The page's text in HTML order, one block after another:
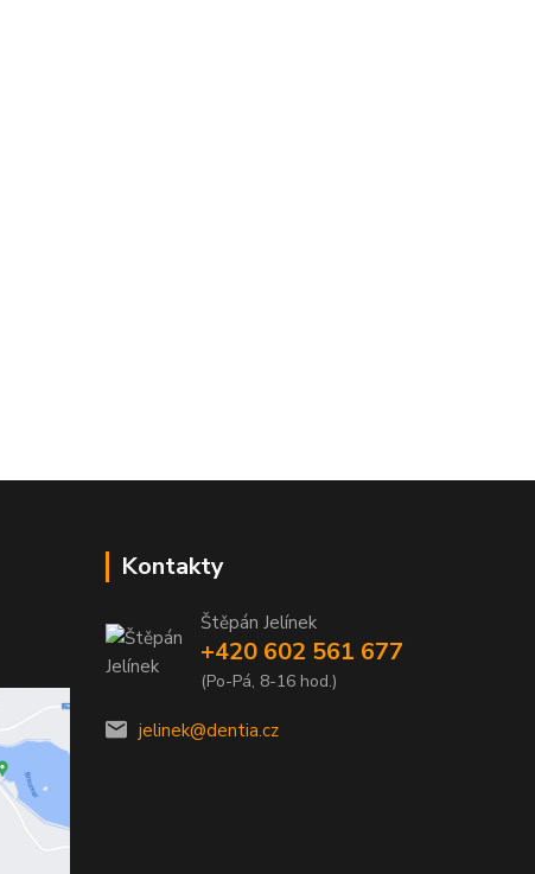
Kontakty
Štěpán Jelínek
+420 602 561 677
(Po-Pá, 8-16 hod.)
jelinek@dentia.cz